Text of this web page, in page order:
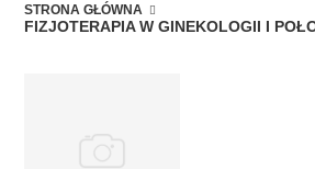
STRONA GŁÓWNA
FIZJOTERAPIA W GINEKOLOGII I